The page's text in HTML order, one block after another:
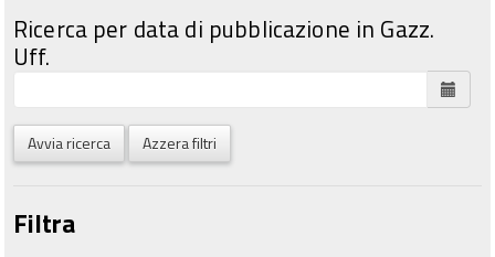
Ricerca per data di pubblicazione in Gazz.
Uff.
Avvia ricerca Azzera filtri
Filtra